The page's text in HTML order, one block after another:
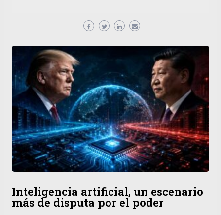
Inteligencia artificial, un escenario
más de disputa por el poder